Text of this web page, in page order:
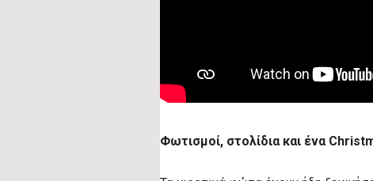
Φωτισμοί, στολίδια και ένα